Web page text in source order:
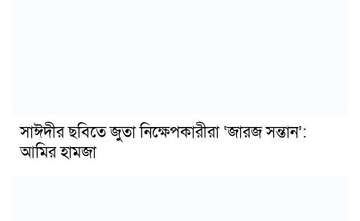
সাঈদীর ছবিতে জুতা নিক্ষেপকারীরা ‘জারজ সন্তান’:
আমির হামজা